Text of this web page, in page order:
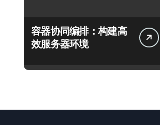
容器协同编排：构建高
效服务器环境